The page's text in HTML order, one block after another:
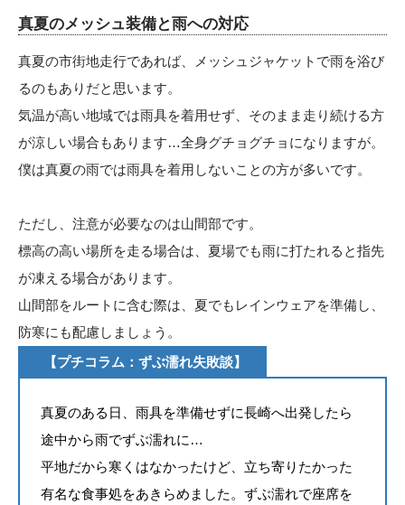
真夏のメッシュ装備と雨への対応
真夏の市街地走行であれば、メッシュジャケットで雨を浴び
るのもありだと思います。
気温が高い地域では雨具を着用せず、そのまま走り続ける方
が涼しい場合もあります…全身グチョグチョになりますが。
僕は真夏の雨では雨具を着用しないことの方が多いです。
ただし、注意が必要なのは山間部です。
標高の高い場所を走る場合は、夏場でも雨に打たれると指先
が凍える場合があります。
山間部をルートに含む際は、夏でもレインウェアを準備し、
防寒にも配慮しましょう。
【プチコラム：ずぶ濡れ失敗談】
真夏のある日、雨具を準備せずに長崎へ出発したら
途中から雨でずぶ濡れに…
平地だから寒くはなかったけど、立ち寄りたかった
有名な食事処をあきらめました。ずぶ濡れで座席を